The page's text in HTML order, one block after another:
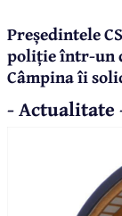
Președintele
poliție într-un
Câmpina îi
- Actualitate